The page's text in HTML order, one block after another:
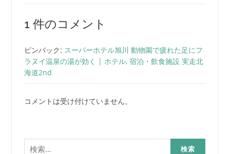
1 件のコメント
ピンバック: スーパーホテル旭川 動物園で疲れた足にフ
ラヌイ温泉の湯が効く | ホテル, 宿泊・飲食施設 実走北
海道2nd
コメントは受け付けていません。
検
索: